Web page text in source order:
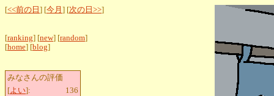
[<<前の日 ] [今月 ] [次の日>>]
[ranking] [new] [random]
[home] [blog]
みなさんの評価
[よい]:
136